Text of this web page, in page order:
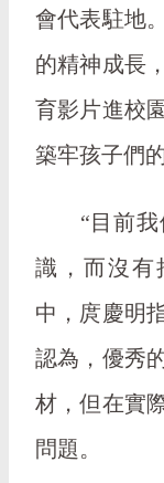
會代表駐地
的精神成長
育影片進校
築牢孩子們
“目前
識，而沒有
中，庹慶明
認為，優秀
材，但在實
問題。